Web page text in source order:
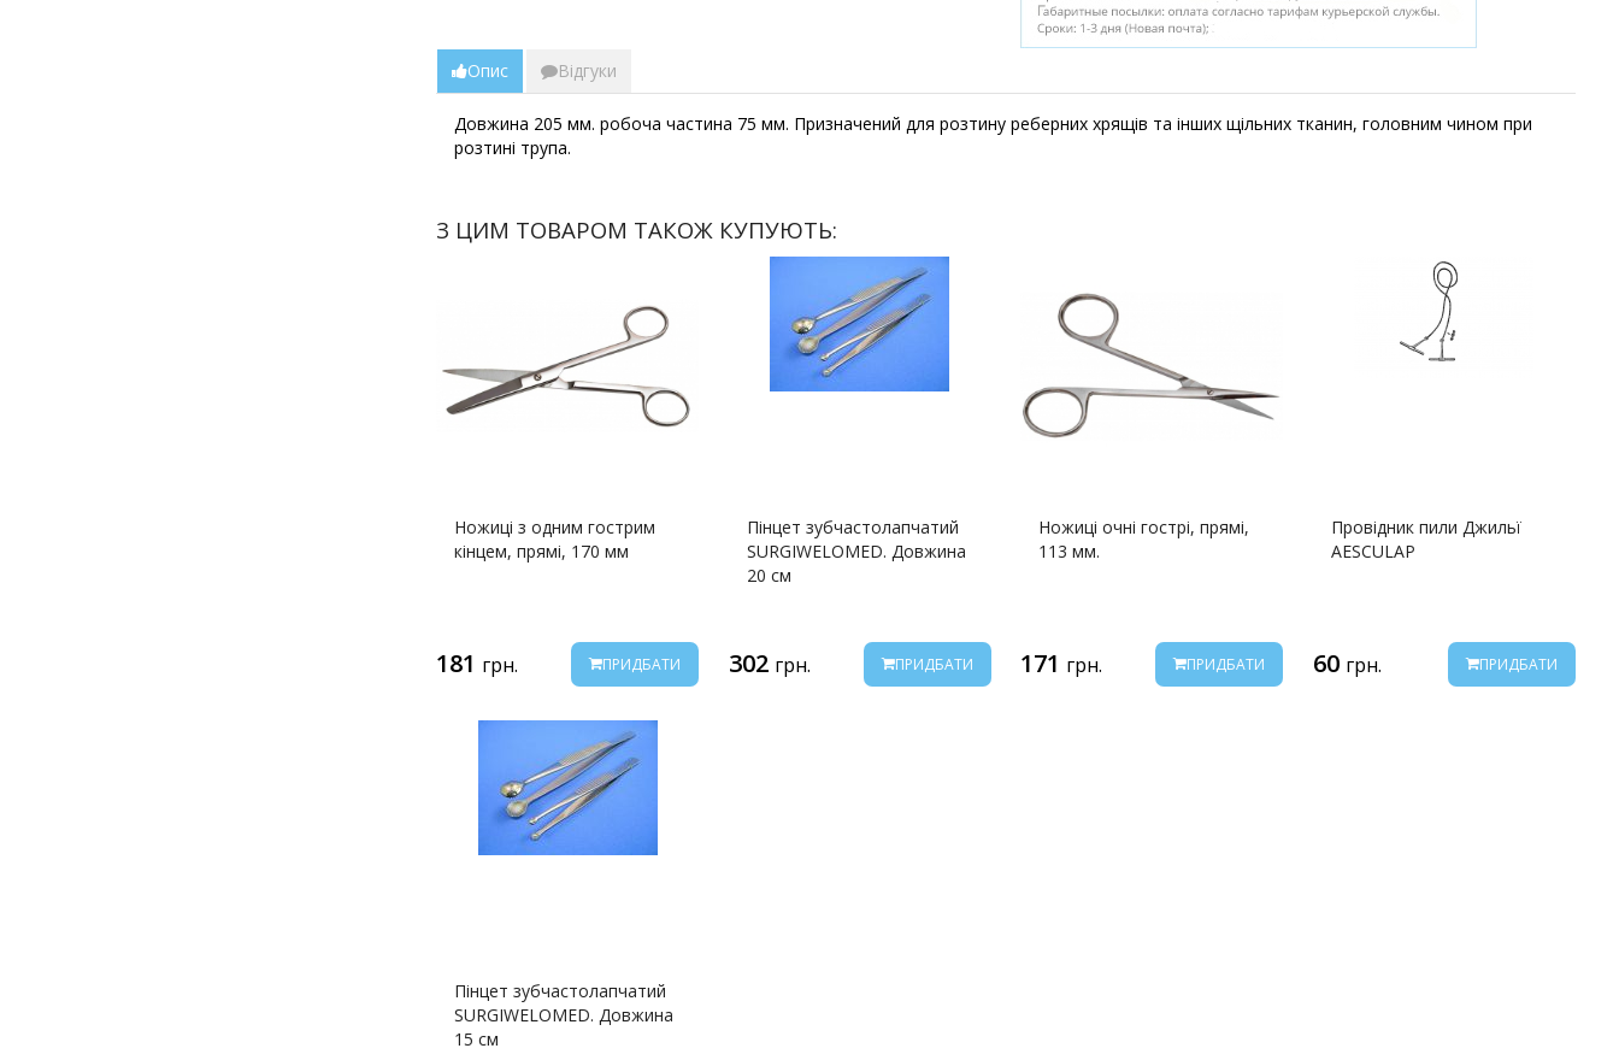
Опис Відгуки
Довжина 205 мм. робоча частина 75 мм. Призначений для розтину реберних хрящів та інших щільних тканин, головним чином при
розтині трупа.
З ЦИМ ТОВАРОМ ТАКОЖ КУПУЮТЬ:
Ножиці з одним гострим
кінцем, прямі, 170 мм
181 грн. ПРИДБАТИ
Пінцет зубчастолапчатий
SURGIWELOMED. Довжина
20 см
302 грн. ПРИДБАТИ
Ножиці очні гострі, прямі,
113 мм.
171 грн. ПРИДБАТИ
Провідник пили Джильї
AESCULAP
60 грн. ПРИДБАТИ
Пінцет зубчастолапчатий
SURGIWELOMED. Довжина
15 см